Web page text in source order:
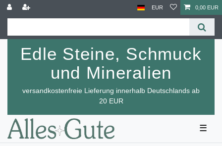
EUR 0,00 EUR
Edle Steine, Schmuck
und Mineralien
versandkostenfreie Lieferung innerhalb Deutschlands ab
20 EUR
☰